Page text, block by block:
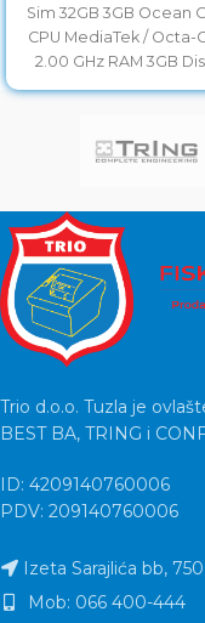
Sim 32GB 3GB Ocean
CPU MediaTek / Octa-
2.00 GHz RAM 3GB
Trio d.o.o. Tuzla je
BEST BA, TRING i
ID: 4209140760006
PDV: 209140760006
Izeta Sarajlića bb,
Mob: 066 400-444